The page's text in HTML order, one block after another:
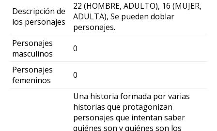
Descripción de
los personajes
22 (HOMBRE, ADULTO), 16 (MUJER,
ADULTA), Se pueden doblar
personajes.
Personajes
masculinos
0
Personajes
femeninos
0
Una historia formada por varias
historias que protagonizan
personajes que intentan saber
quiénes son y quiénes son los